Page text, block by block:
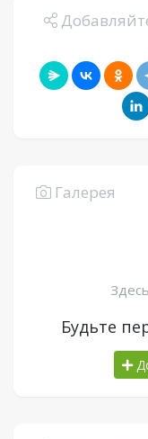
Галерея
Будьте